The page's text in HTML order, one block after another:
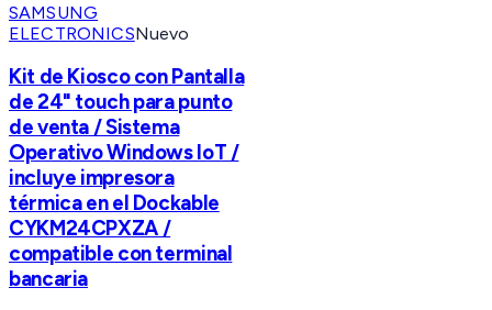
SAMSUNG
ELECTRONICSNuevo
Kit de Kiosco con Pantalla
de 24" touch para punto
de venta / Sistema
Operativo Windows IoT /
incluye impresora
térmica en el Dockable
CYKM24CPXZA /
compatible con terminal
bancaria